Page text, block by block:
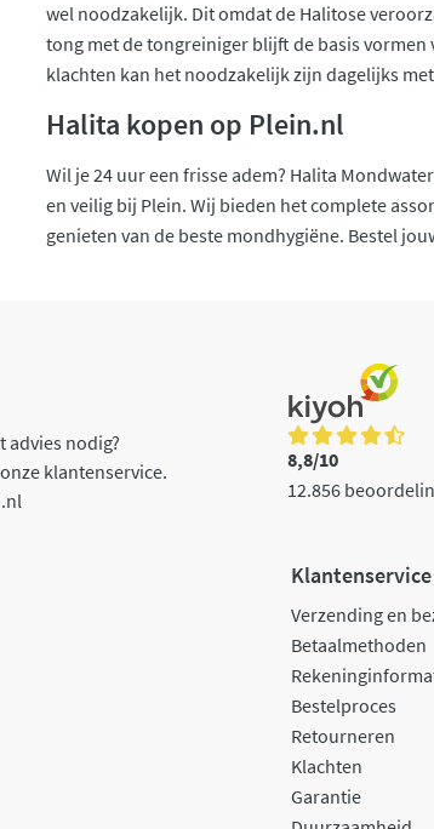
wel noodzakelijk. Dit omdat de Halitose
tong met de tongreiniger blijft de basis
klachten kan het noodzakelijk zijn dagelijks
Halita kopen op Plein.nl
Wil je 24 uur een frisse adem? Halita
en veilig bij Plein. Wij bieden het complete
genieten van de beste mondhygiëne. Bestel
advies nodig?
klantenservice.
8,8/10
12.856
Klantenservice
Verzending en
Betaalmethoden
Bestelproces
Retourneren
Klachten
Garantie